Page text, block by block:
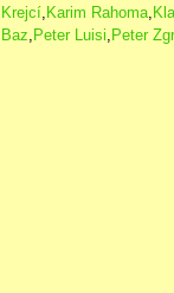
Krejcí Karim Rahoma
Baz Peter Luisi Peter